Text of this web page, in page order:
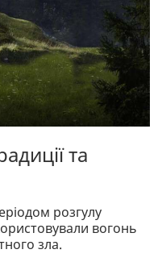
та
розгулу
вогонь
зла.